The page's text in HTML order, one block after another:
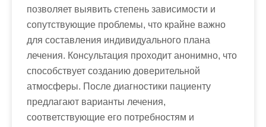
позволяет выявить степень зависимости и
сопутствующие проблемы, что крайне важно
для составления индивидуального плана
лечения. Консультация проходит анонимно, что
способствует созданию доверительной
атмосферы. После диагностики пациенту
предлагают варианты лечения,
соответствующие его потребностям и